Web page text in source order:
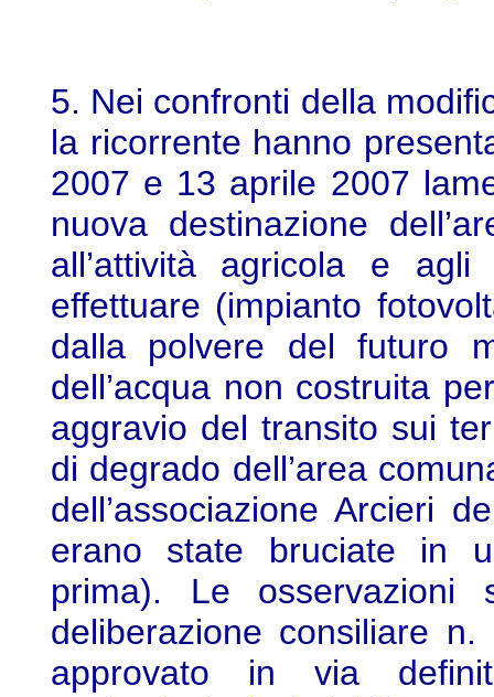
5. Nei confronti della
la ricorrente hanno
2007 e 13 aprile 2007
nuova destinazione
all’attività agricola e
effettuare (impianto
dalla polvere del futuro
dell’acqua non costruita
aggravio del transito sui
di degrado dell’area
dell’associazione Arcieri
erano state bruciate in
prima). Le
deliberazione consiliare
approvato in via